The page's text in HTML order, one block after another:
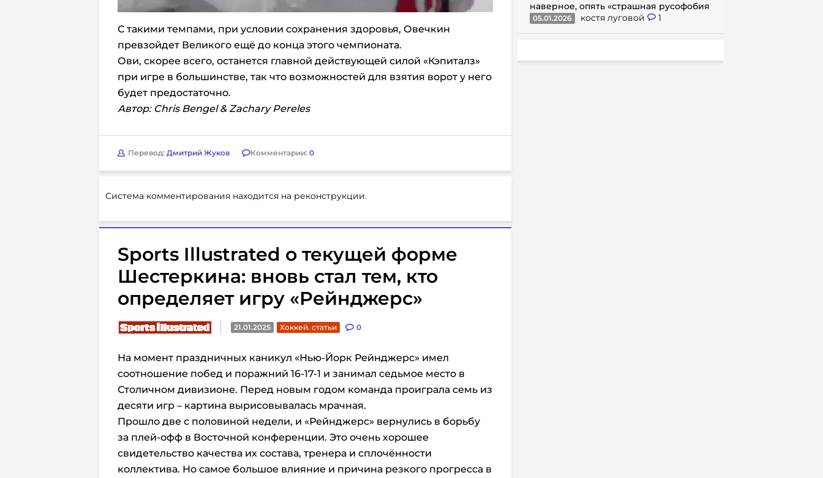
С такими темпами, при условии сохранения здоровья, Овечкин
превзойдет Великого ещё до конца этого чемпионата.
Ови, скорее всего, останется главной действующей силой «Кэпиталз»
при игре в большинстве, так что возможностей для взятия ворот у него
будет предостаточно.
Автор: Chris Bengel & Zachary Pereles
Перевод: Дмитрий Жуков Комментарии: 0
Система комментирования находится на реконструкции.
Sports Illustrated о текущей форме
Шестеркина: вновь стал тем, кто
определяет игру «Рейнджерс»
21.01.2025 Хоккей. статьи 0
На момент праздничных каникул «Нью-Йорк Рейнджерс» имел
соотношение побед и поражний 16-17-1 и занимал седьмое место в
Столичном дивизионе. Перед новым годом команда проиграла семь из
десяти игр – картина вырисовывалась мрачная.
Прошло две с половиной недели, и «Рейнджерс» вернулись в борьбу
за плей-офф в Восточной конференции. Это очень хорошее
свидетельство качества их состава, тренера и сплочённости
коллектива. Но самое большое влияние и причина резкого прогресса в
наверное, опять «страшная русофобия
05.01.2026 костя луговой 1